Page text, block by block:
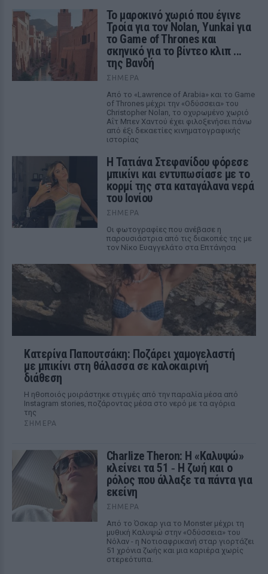
Το μαροκινό χωριό που έγινε
Τροία για τον Nolan, Yunkai για
το Game of Thrones και
σκηνικό για το βίντεο κλιπ ...
της Βανδή
ΣΉΜΕΡΑ
Από το «Lawrence of Arabia» και το Game
of Thrones μέχρι την «Οδύσσεια» του
Christopher Nolan, το οχυρωμένο χωριό
Αΐτ Μπεν Χαντού έχει φιλοξενήσει πάνω
από έξι δεκαετίες κινηματογραφικής
ιστορίας
Η Τατιάνα Στεφανίδου φόρεσε
μπικίνι και εντυπωσίασε με το
κορμί της στα καταγάλανα νερά
του Ιονίου
ΣΉΜΕΡΑ
Οι φωτογραφίες που ανέβασε η
παρουσιάστρια από τις διακοπές της με
τον Νίκο Ευαγγελάτο στα Επτάνησα
Κατερίνα Παπουτσάκη: Ποζάρει χαμογελαστή
με μπικίνι στη θάλασσα σε καλοκαιρινή
διάθεση
Η ηθοποιός μοιράστηκε στιγμές από την παραλία μέσα από
Instagram stories, ποζάροντας μέσα στο νερό με τα αγόρια
της
ΣΉΜΕΡΑ
Charlize Theron: Η «Καλυψώ»
κλείνει τα 51 ‑ H ζωή και ο
ρόλος που άλλαξε τα πάντα για
εκείνη
ΣΉΜΕΡΑ
Από το Όσκαρ για το Monster μέχρι τη
μυθική Καλυψώ στην «Οδύσσεια» του
Νόλαν - η Νοτιοαφρικανή σταρ γιορτάζει
51 χρόνια ζωής και μια καριέρα χωρίς
στερεότυπα.